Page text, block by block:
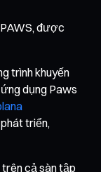
được
trình khuyến
dụng Paws
triển,
cả sàn tập